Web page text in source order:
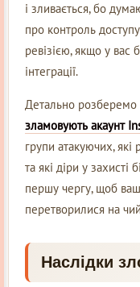
і зливається, бо
про контроль
ревізією, якщо у вас
інтеграції.
Детально
зламовують акаунт
групи атакуючих, які
та які діри у
першу чергу, щоб
перетворилися на
Наслідки